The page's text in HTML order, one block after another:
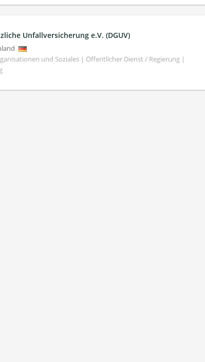
Unfallversicherung e.V. (DGUV)
und Soziales | Öffentlicher Dienst / Regierung |